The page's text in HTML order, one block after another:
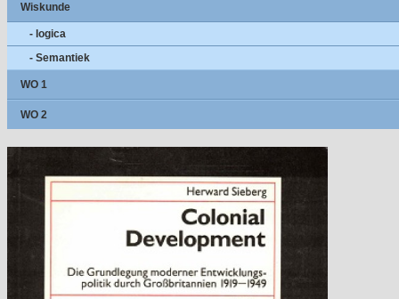
Wiskunde
- logica
- Semantiek
WO 1
WO 2